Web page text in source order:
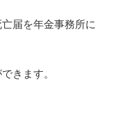
届を年金事務所に
きます。